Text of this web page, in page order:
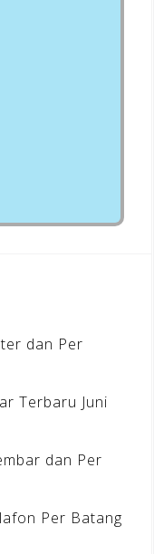
dan Per
Terbaru Juni
dan Per
Per Batang